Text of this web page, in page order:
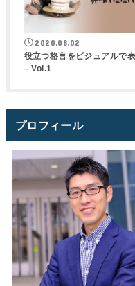
2020.08.02
役立つ格言をビジュアルで
– Vol.1
プロフィール